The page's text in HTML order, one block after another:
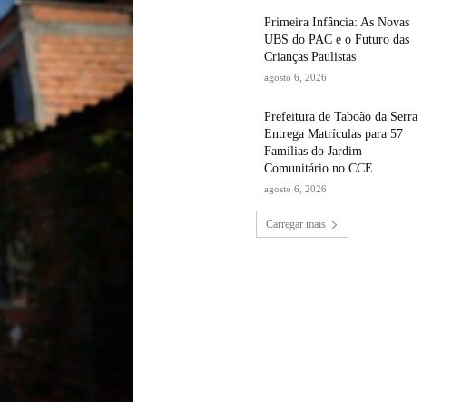
Primeira Infância: As Novas
UBS do PAC e o Futuro das
Crianças Paulistas
agosto 6, 2026
Prefeitura de Taboão da Serra
Entrega Matrículas para 57
Famílias do Jardim
Comunitário no CCE
agosto 6, 2026
Carregar mais